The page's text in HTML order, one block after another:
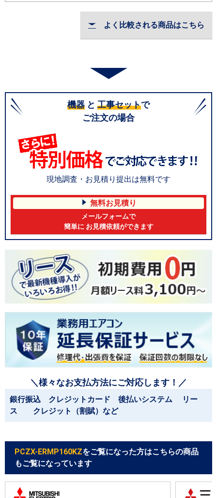
よく比較される商品はこちら
機器 と 工事セットで
ご注文の場合
現地調査・お見積り提出は無料です
無料お見積り
メールフォームで
簡単に お見積依頼ができます
＼様々なお支払方法にご対応します！／
銀行振込 クレジットカード 後払いシステム リー
ス クレジット（割賦）など
PCZX-ERMP160KZをご覧になった方はこちらの商品
もご覧になっています